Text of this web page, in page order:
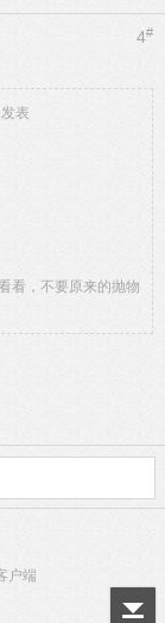
4#
表
看，不要原来的抛物
户端